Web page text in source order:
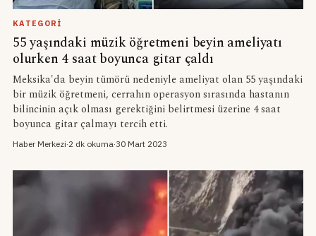
KATEGORI
55 yaşındaki müzik öğretmeni beyin ameliyatı
olurken 4 saat boyunca gitar çaldı
Meksika'da beyin tümörü nedeniyle ameliyat olan 55 yaşındaki
bir müzik öğretmeni, cerrahın operasyon sırasında hastanın
bilincinin açık olması gerektiğini belirtmesi üzerine 4 saat
boyunca gitar çalmayı tercih etti.
Haber Merkezi·2 dk okuma·30 Mart 2023